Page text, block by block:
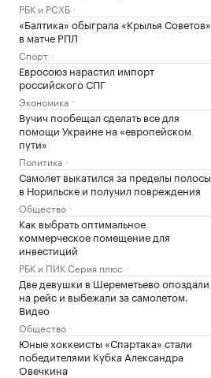
РБК и РСХБ
«Балтика» обыграла «Крылья Советов»
в матче РПЛ
Спорт
Евросоюз нарастил импорт
российского СПГ
Экономика
Вучич пообещал сделать все для
помощи Украине на «европейском
пути»
Политика
Самолет выкатился за пределы полосы
в Норильске и получил повреждения
Общество
Как выбрать оптимальное
коммерческое помещение для
инвестиций
РБК и ПИК Серия плюс
Две девушки в Шереметьево опоздали
на рейс и выбежали за самолетом.
Видео
Общество
Юные хоккеисты «Спартака» стали
победителями Кубка Александра
Овечкина